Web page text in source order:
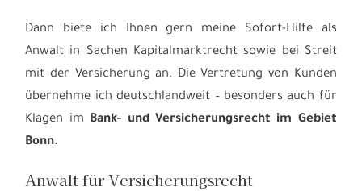
Dann biete ich Ihnen gern meine Sofort-Hilfe als
Anwalt in Sachen Kapitalmarktrecht sowie bei Streit
mit der Versicherung an. Die Vertretung von Kunden
übernehme ich deutschlandweit – besonders auch für
Klagen im Bank- und Versicherungsrecht im Gebiet
Bonn.
Anwalt für Versicherungsrecht